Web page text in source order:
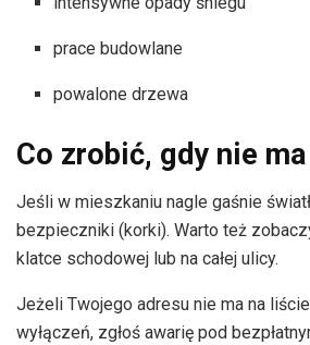
prace budowlane
powalone drzewa
Co zrobić, gdy nie
Jeśli w mieszkaniu nagle gaśnie
bezpieczniki (korki). Warto też
klatce schodowej lub na całej ulicy.
Jeżeli Twojego adresu nie ma na
wyłączeń, zgłoś awarię pod